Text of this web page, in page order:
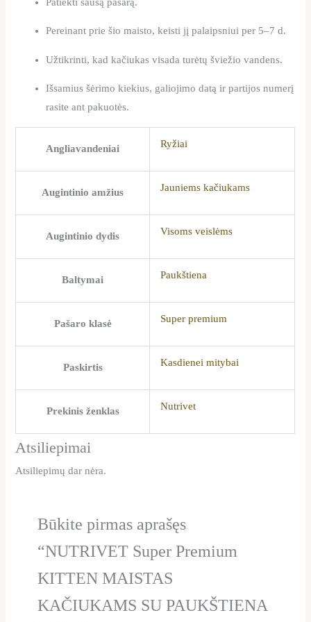
Pereinant prie šio maisto, keisti jį palaipsniui per 5–7 d.
Užtikrinti, kad kačiukas visada turėtų šviežio vandens.
Išsamius šėrimo kiekius, galiojimo datą ir partijos numerį
rasite ant pakuotės.
Angliavandeniai Ryžiai
Augintinio amžius Jauniems kačiukams
Augintinio dydis Visoms veislėms
Baltymai Paukštiena
Pašaro klasė Super premium
Paskirtis Kasdienei mitybai
Prekinis ženklas Nutrivet
Atsiliepimai
Atsiliepimų dar nėra.
Būkite pirmas aprašęs
“NUTRIVET Super Premium
KITTEN MAISTAS
KAČIUKAMS SU PAUKŠTIENA